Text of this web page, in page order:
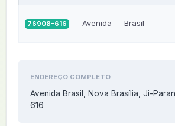
76908-616 Avenida Brasil
ENDEREÇO COMPLETO
Avenida Brasil, Nova Brasília, Ji-
616